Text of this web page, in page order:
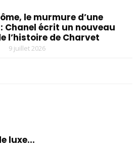
le murmure d’une
Chanel écrit un nouveau
l’histoire de Charvet
9 juillet 2026
luxe...